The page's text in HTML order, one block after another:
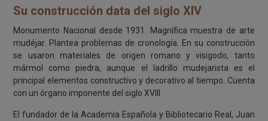
Su construcción data del siglo XIV
Monumento Nacional desde 1931. Magnífica muestra de arte
mudéjar. Plantea problemas de cronología. En su construcción
se usaron materiales de origen romano y visigodo, tanto
mármol como piedra, aunque el ladrillo mudejarista es el
principal elementos constructivo y decorativo al tiempo. Cuenta
con un órgano imponente del siglo XVIII.
El fundador de la Academia Española y Bibliotecario Real, Juan